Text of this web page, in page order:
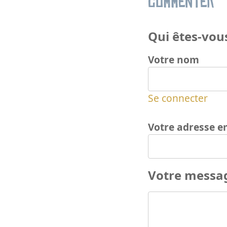
Qui êtes-
Votre nom
Se connecter
Votre adresse
Votre